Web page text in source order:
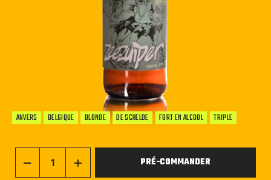
ANVERS BELGIQUE BLONDE DE SCHELDE FORT EN ALCOOL TRIPLE
PRÉ-COMMANDER